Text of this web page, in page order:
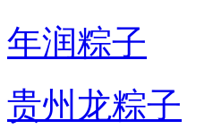
年润粽子
贵州龙粽子